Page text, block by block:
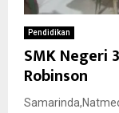
Pendidikan
SMK Negeri
Robinson